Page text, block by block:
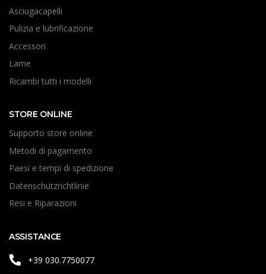
Asciugacapelli
Pulizia e lubrificazione
Accessori
Lame
Ricambi tutti i modelli
STORE ONLINE
Supporto store online
Metodi di pagamento
Paesi e tempi di spedizione
Datenschutzrichtlinie
Resi e Riparazioni
ASSISTANCE
+39 030.7750077